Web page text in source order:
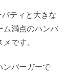
ティと大きな
ム満点のハンバ
です。
ンバーガーで